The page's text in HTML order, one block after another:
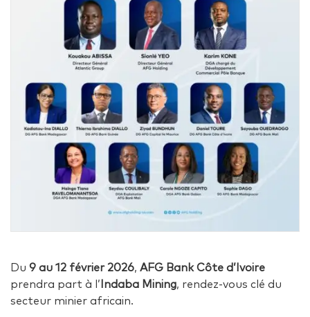
Du 9 au 12 février 2026, AFG Bank Côte d’Ivoire
prendra part à l’ Indaba Mining, rendez-vous clé du
secteur minier africain.